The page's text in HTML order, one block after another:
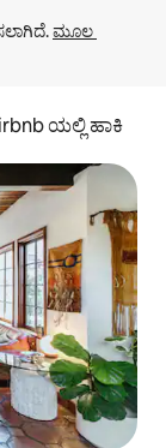
ಮೂಲ
ಯಲ್ಲಿ ಹಾಕಿ